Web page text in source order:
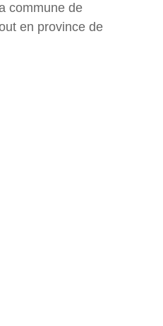
commune de
en province de